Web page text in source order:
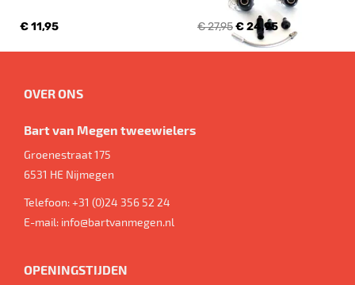
€ 11,95 € 27,95€ 24,95
OVER ONS
Bart van Megen tweewielers
Groenestraat 175
6531 HE Nijmegen
Telefoon:+31 (0)24 356 52 24
E-mail: info@bartvanmegen.nl
OPENINGSTIJDEN